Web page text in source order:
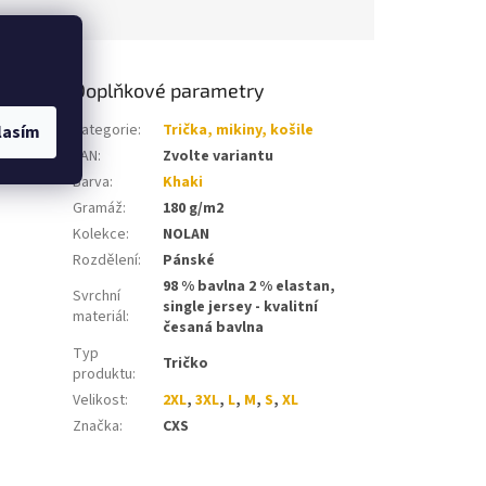
boční
Doplňkové parametry
Kategorie:
Trička, mikiny, košile
EAN:
Zvolte variantu
Barva:
Khaki
Gramáž:
180 g/m2
Kolekce:
NOLAN
Rozdělení:
Pánské
Svrchní
materiál:
98 % bavlna 2 % elastan,
single jersey - kvalitní
česaná bavlna
Typ
produktu:
Tričko
Velikost: 2XL,3XL, L, M,S,XL
Značka: CXS